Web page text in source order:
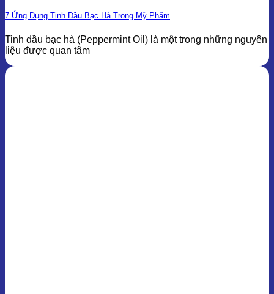
7 Ứng Dụng Tinh Dầu Bạc Hà Trong Mỹ Phẩm
Tinh dầu bạc hà (Peppermint Oil) là một trong những nguyên
liệu được quan tâm